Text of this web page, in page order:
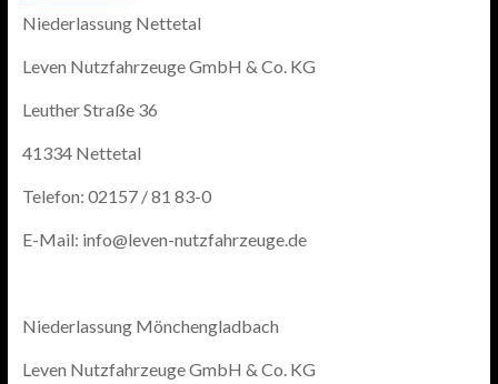
Niederlassung Nettetal
Leven Nutzfahrzeuge GmbH & Co. KG
Leuther Straße 36
41334 Nettetal
Telefon: 02157 / 81 83-0
E-Mail: info@leven-nutzfahrzeuge.de
Niederlassung Mönchengladbach
Leven Nutzfahrzeuge GmbH & Co. KG